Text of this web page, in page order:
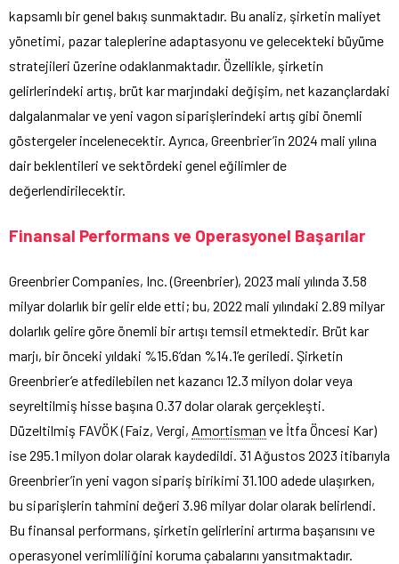
kapsamlı bir genel bakış sunmaktadır. Bu analiz, şirketin maliyet
yönetimi, pazar taleplerine adaptasyonu ve gelecekteki büyüme
stratejileri üzerine odaklanmaktadır. Özellikle, şirketin
gelirlerindeki artış, brüt kar marjındaki değişim, net kazançlardaki
dalgalanmalar ve yeni vagon siparişlerindeki artış gibi önemli
göstergeler incelenecektir. Ayrıca, Greenbrier’in 2024 mali yılına
dair beklentileri ve sektördeki genel eğilimler de
değerlendirilecektir.
Finansal Performans ve Operasyonel Başarılar
Greenbrier Companies, Inc. (Greenbrier), 2023 mali yılında 3.58
milyar dolarlık bir gelir elde etti; bu, 2022 mali yılındaki 2.89 milyar
dolarlık gelire göre önemli bir artışı temsil etmektedir. Brüt kar
marjı, bir önceki yıldaki %15.6’dan %14.1’e geriledi. Şirketin
Greenbrier’e atfedilebilen net kazancı 12.3 milyon dolar veya
seyreltilmiş hisse başına 0.37 dolar olarak gerçekleşti.
Düzeltilmiş FAVÖK (Faiz, Vergi, Amortisman ve İtfa Öncesi Kar)
ise 295.1 milyon dolar olarak kaydedildi. 31 Ağustos 2023 itibarıyla
Greenbrier’in yeni vagon sipariş birikimi 31.100 adede ulaşırken,
bu siparişlerin tahmini değeri 3.96 milyar dolar olarak belirlendi.
Bu finansal performans, şirketin gelirlerini artırma başarısını ve
operasyonel verimliliğini koruma çabalarını yansıtmaktadır.